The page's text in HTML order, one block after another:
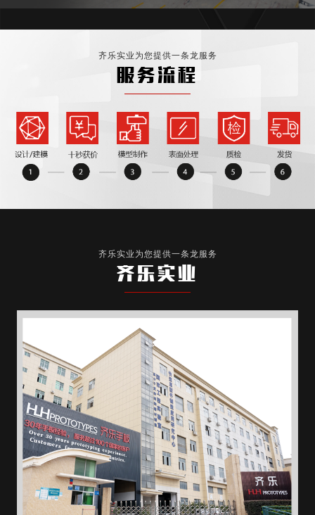
齐乐实业为您提供一条龙服务
服务流程
齐乐实业为您提供一条龙服务
齐乐实业